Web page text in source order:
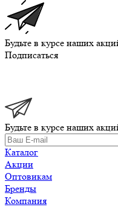
Будьте в курсе наших
Подписаться
Будьте в курсе наших
Каталог
Акции
Оптовикам
Бренды
Компания